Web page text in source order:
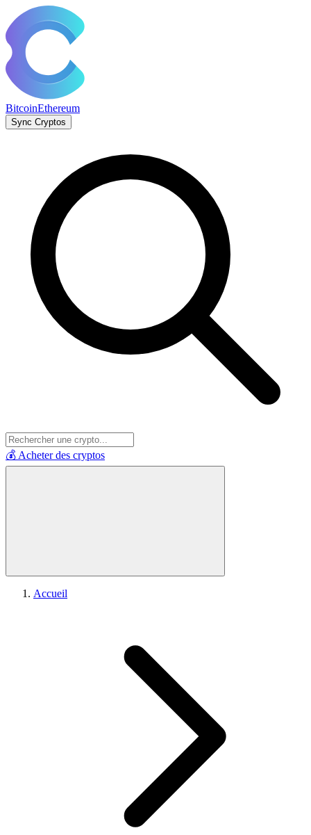
BitcoinEthereum
Sync Cryptos
💰 Acheter des cryptos
Accueil